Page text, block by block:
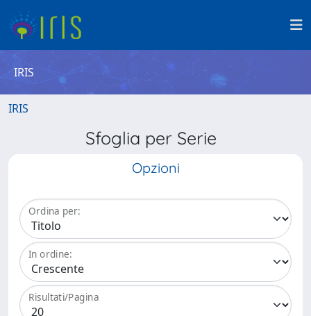
IRIS
IRIS
Sfoglia per Serie
Opzioni
Ordina per:
In ordine:
Risultati/Pagina